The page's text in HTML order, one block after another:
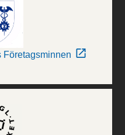
Företagsminnen